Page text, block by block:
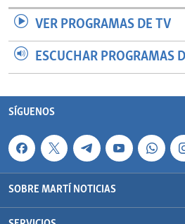
VER PROGRAMAS DE TV
ESCUCHAR PROGRAMAS
SÍGUENOS
SOBRE MARTÍ NOTICIAS